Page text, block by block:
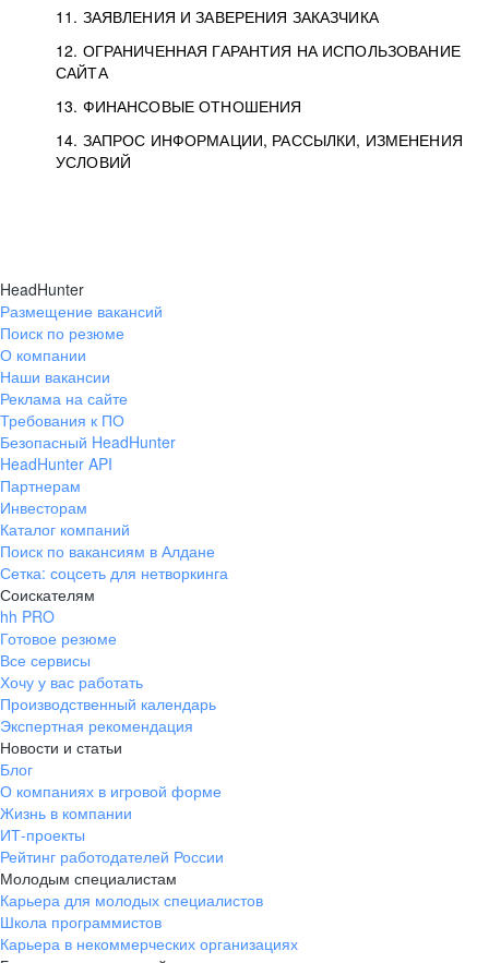
11. ЗАЯВЛЕНИЯ И ЗАВЕРЕНИЯ ЗАКАЗЧИКА
12. ОГРАНИЧЕННАЯ ГАРАНТИЯ НА ИСПОЛЬЗОВАНИЕ
САЙТА
13. ФИНАНСОВЫЕ ОТНОШЕНИЯ
14. ЗАПРОС ИНФОРМАЦИИ, РАССЫЛКИ, ИЗМЕНЕНИЯ
УСЛОВИЙ
HeadHunter
Размещение вакансий
Поиск по резюме
О компании
Наши вакансии
Реклама на сайте
Требования к ПО
Безопасный HeadHunter
HeadHunter API
Партнерам
Инвесторам
Каталог компаний
Поиск по вакансиям в Алдане
Сетка: соцсеть для нетворкинга
Соискателям
hh PRO
Готовое резюме
Все сервисы
Хочу у вас работать
Производственный календарь
Экспертная рекомендация
Новости и статьи
Блог
О компаниях в игровой форме
Жизнь в компании
ИТ-проекты
Рейтинг работодателей России
Молодым специалистам
Карьера для молодых специалистов
Школа программистов
Карьера в некоммерческих организациях